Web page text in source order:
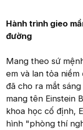
Hành trình gieo
đường
Mang theo sứ
em và lan tỏa niềm
đã cho ra mắt
mang tên Einstein
khoa học cố định,
hình "phòng thí